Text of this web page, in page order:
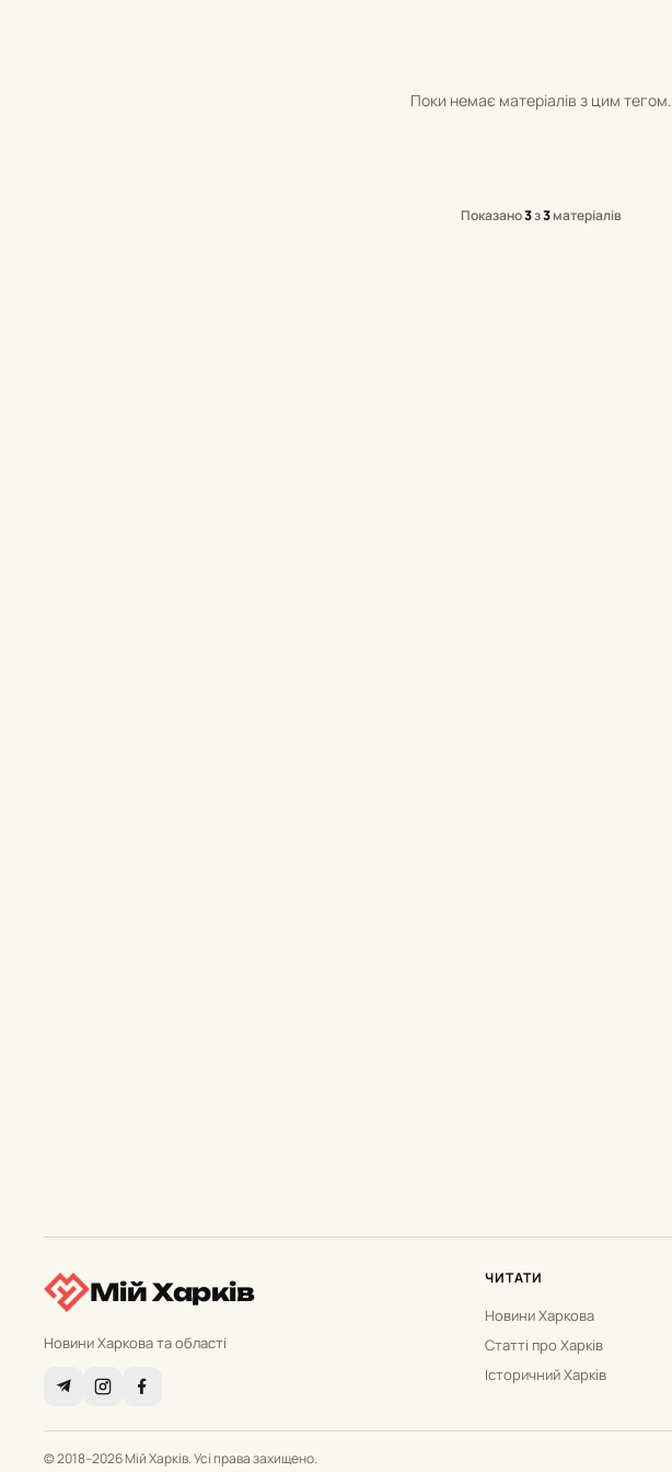
Поки немає матеріалів з цим тегом.
Показано3з3матеріалів
Мій Харків
Новини Харкова та області
ЧИТАТИ
Новини Харкова
Статті про Харків
Історичний Харків
© 2018–2026 Мій Харків. Усі права захищено.